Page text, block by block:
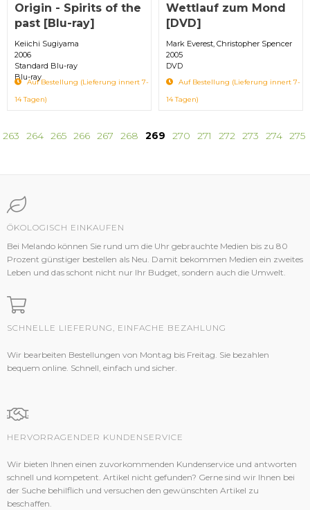
Origin - Spirits of the
past [Blu-ray]
Keiichi Sugiyama
2006
Standard Blu-ray
Blu-ray
Auf Bestellung (Lieferung innert 7-
14 Tagen)
Wettlauf zum Mond
[DVD]
Mark Everest, Christopher Spencer
2005
DVD
Auf Bestellung (Lieferung innert 7-
14 Tagen)
263 264 265 266 267 268 269 270 271 272 273 274 275
ÖKOLOGISCH EINKAUFEN
Bei Melando können Sie rund um die Uhr gebrauchte Medien bis zu 80
Prozent günstiger bestellen als Neu. Damit bekommen Medien ein zweites
Leben und das schont nicht nur Ihr Budget, sondern auch die Umwelt.
SCHNELLE LIEFERUNG, EINFACHE BEZAHLUNG
Wir bearbeiten Bestellungen von Montag bis Freitag. Sie bezahlen
bequem online. Schnell, einfach und sicher.
HERVORRAGENDER KUNDENSERVICE
Wir bieten Ihnen einen zuvorkommenden Kundenservice und antworten
schnell und kompetent. Artikel nicht gefunden? Gerne sind wir Ihnen bei
der Suche behilflich und versuchen den gewünschten Artikel zu
beschaffen.